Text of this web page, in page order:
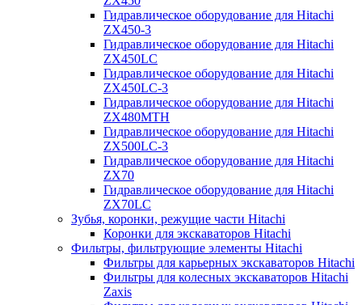
Гидравлическое оборудование для Hitachi
ZX450-3
Гидравлическое оборудование для Hitachi
ZX450LC
Гидравлическое оборудование для Hitachi
ZX450LC-3
Гидравлическое оборудование для Hitachi
ZX480MTH
Гидравлическое оборудование для Hitachi
ZX500LC-3
Гидравлическое оборудование для Hitachi
ZX70
Гидравлическое оборудование для Hitachi
ZX70LC
Зубья, коронки, режущие части Hitachi
Коронки для экскаваторов Hitachi
Фильтры, фильтрующие элементы Hitachi
Фильтры для карьерных экскаваторов Hitachi
Фильтры для колесных экскаваторов Hitachi
Zaxis